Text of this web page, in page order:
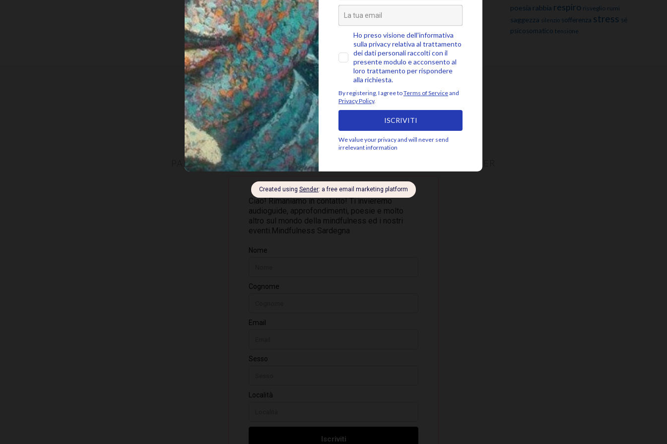
poesia rabbia respiro risveglio rumi
saggezza silenzio sofferenza stress sé
psicosomatico tensione
SEGUICI SU
PARTECIPA ALLA COMMUNITY MINDFUL, ISCRIVITI ALLA NEWSLETTER